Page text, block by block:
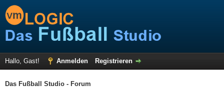
Hallo, Gast! Anmelden Registrieren
Das Fußball Studio - Forum